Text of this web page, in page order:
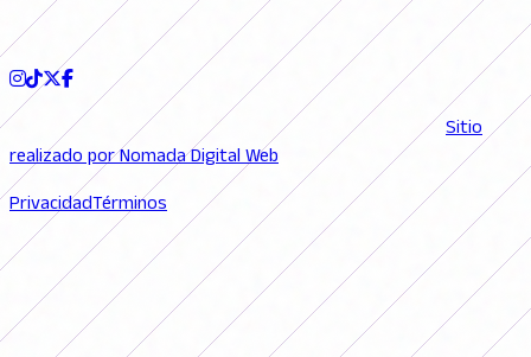
SEGUINOS
© 2026 FutFemGol. Todos los derechos reservados. | Sitio
realizado por Nomada Digital Web
PrivacidadTérminos